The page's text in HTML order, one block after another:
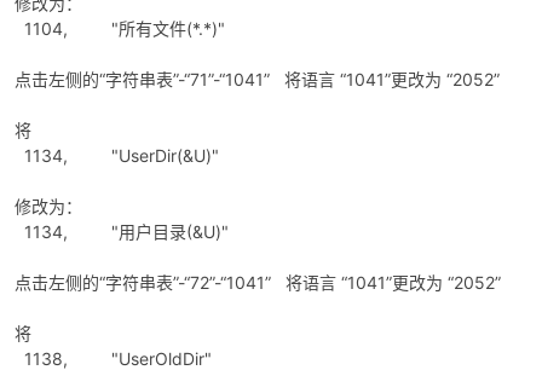
1104, "所有文件(*.*)"
点击左侧的“字符串表”-“71”-“1041” 将语言 “1041”更改为 “2052”
将
1134, "UserDir(&U)"
修改为：
1134, "用户目录(&U)"
点击左侧的“字符串表”-“72”-“1041” 将语言 “1041”更改为 “2052”
将
1138, "UserOldDir"